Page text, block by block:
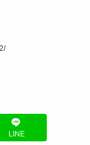
LINE